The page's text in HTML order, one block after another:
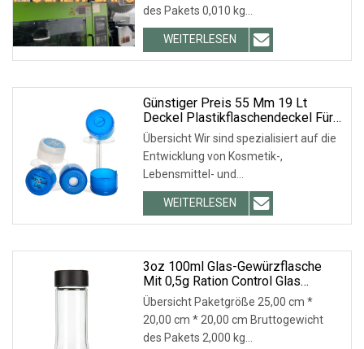
des Pakets 0,010 kg
Produktbeschreibung
Qualitätskontrolle Verpackung und
Lieferung Maßgeschneiderte
Wenn Kunststoff
WEITERLESEN
Günstiger Preis 55 Mm 19 Lt
Deckel Plastikflaschendeckel Für
Trinkfässer
Übersicht Wir sind spezialisiert auf die
Entwicklung von Kosmetik-,
Lebensmittel- und
Pharmaverpackungsprodukten,
darunter PP- und PET-Vorformen,
Acrylgläser, Pumpzerstäuber, PET-
ätherische Öle
WEITERLESEN
3oz 100ml Glas-Gewürzflasche
Mit 0,5g Ration Control Glas
Salzstreuer Gewürzglas
Gewürzflasche
Übersicht Paketgröße 25,00 cm *
20,00 cm * 20,00 cm Bruttogewicht
des Pakets 2,000 kg